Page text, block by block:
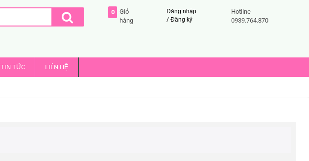
0
Giỏ
hàng
Đăng nhập
/Đăng ký
Hotline
0939.764.870
TIN TỨC LIÊN HỆ